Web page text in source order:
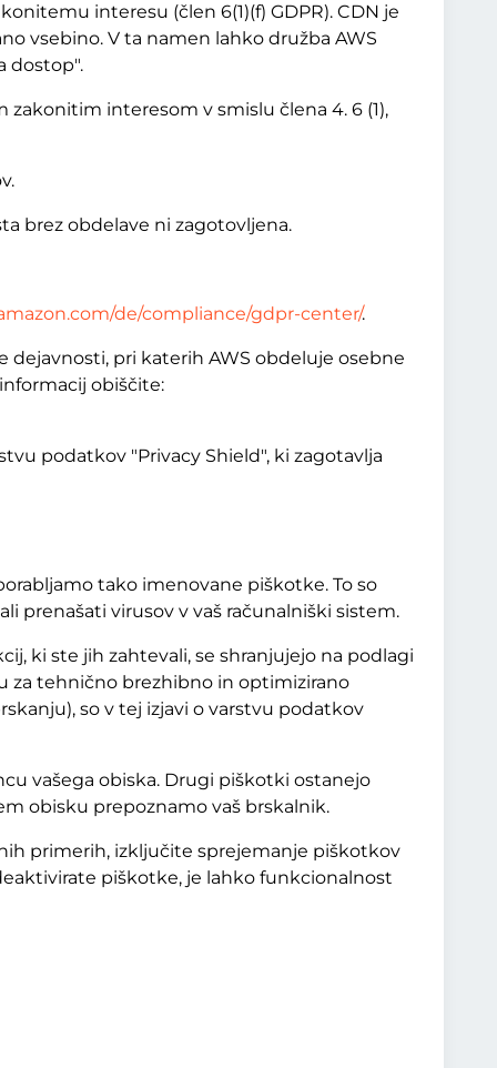
interesu (člen 6(1)(f) GDPR). CDN je
vsebino. V ta namen lahko družba AWS
dostop".
interesom v smislu člena 4. 6 (1),
brez obdelave ni zagotovljena.
de/compliance/gdpr-center/.
dejavnosti, pri katerih AWS obdeluje osebne
obiščite:
podatkov "Privacy Shield", ki zagotavlja
tako imenovane piškotke. To so
prenašati virusov v vaš računalniški sistem.
ki ste jih zahtevali, se shranjujejo na podlagi
za tehnično brezhibno in optimizirano
so v tej izjavi o varstvu podatkov
vašega obiska. Drugi piškotki ostanejo
obisku prepoznamo vaš brskalnik.
primerih, izključite sprejemanje piškotkov
piškotke, je lahko funkcionalnost